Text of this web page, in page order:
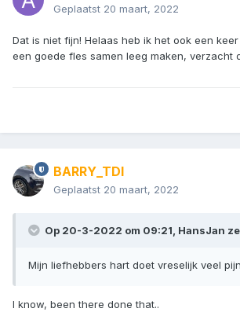
Geplaatst 20 maart, 2022
Dat is niet fijn! Helaas heb ik het ook een
een goede fles samen leeg maken, verzacht
BARRY_TDI
Geplaatst 20 maart, 2022
Op 20-3-2022 om 09:21, HansJan
Mijn liefhebbers hart doet vreselijk veel
I know, been there done that..